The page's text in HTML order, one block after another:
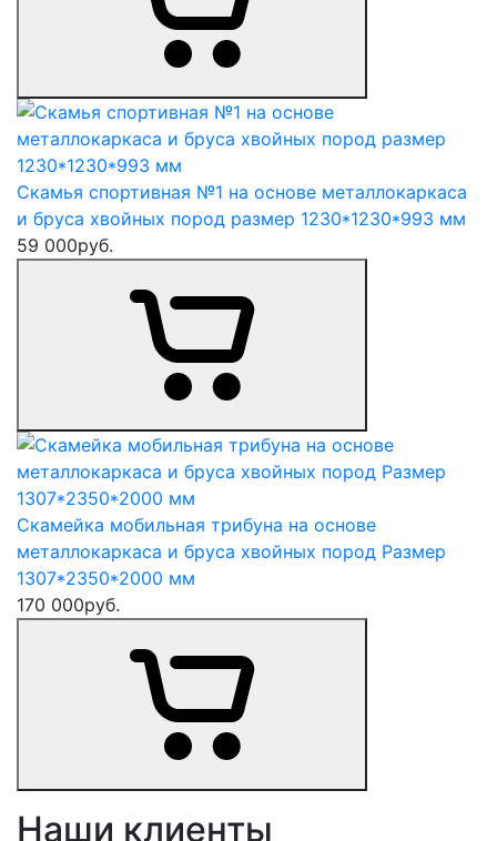
Скамья спортивная №1 на основе металлокаркаса
и бруса хвойных пород размер 1230*1230*993 мм
59 000руб.
Скамейка мобильная трибуна на основе
металлокаркаса и бруса хвойных пород Размер
1307*2350*2000 мм
170 000руб.
Наши клиенты